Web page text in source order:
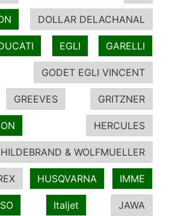
DOLLAR DELACHANAL
EGLI GARELLI
GODET EGLI VINCENT
GREEVES GRITZNER
HERCULES
HILDEBRAND & WOLFMUELLER
HUSQVARNA IMME
Italjet JAWA